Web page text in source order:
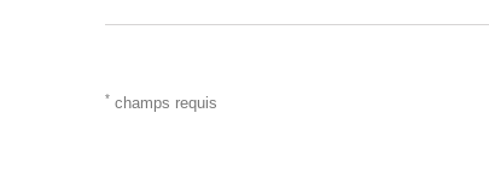
* champs requis